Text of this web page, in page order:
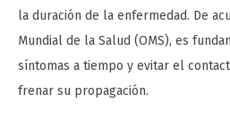
la duración de la enfermedad. De
Mundial de la Salud (OMS), es
síntomas a tiempo y evitar el
frenar su propagación.